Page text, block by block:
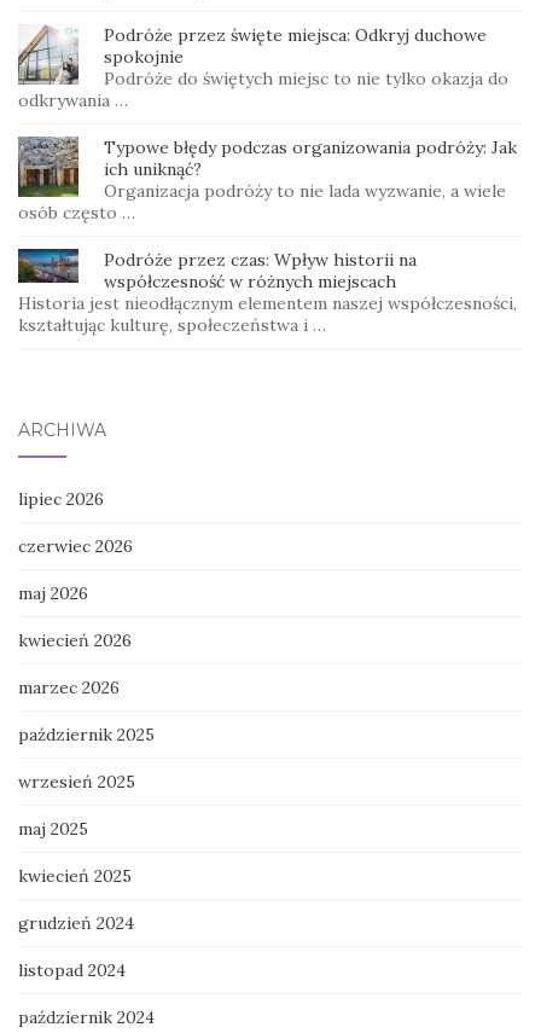
Podróże przez święte miejsca: Odkryj duchowe
spokojnie
Podróże do świętych miejsc to nie tylko okazja do
odkrywania …
Typowe błędy podczas organizowania podróży: Jak
ich uniknąć?
Organizacja podróży to nie lada wyzwanie, a wiele
osób często …
Podróże przez czas: Wpływ historii na
współczesność w różnych miejscach
Historia jest nieodłącznym elementem naszej współczesności,
kształtując kulturę, społeczeństwa i …
ARCHIWA
lipiec 2026
czerwiec 2026
maj 2026
kwiecień 2026
marzec 2026
październik 2025
wrzesień 2025
maj 2025
kwiecień 2025
grudzień 2024
listopad 2024
październik 2024